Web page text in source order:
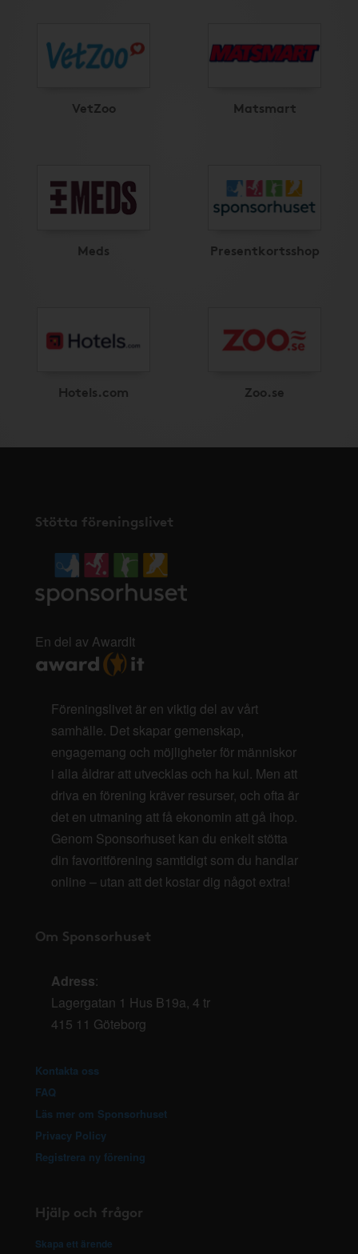
VetZoo Matsmart
Meds Presentkortsshop
Hotels.com Zoo.se
Stötta föreningslivet
En del av AwardIt
Föreningslivet är en viktig del av vårt
samhälle. Det skapar gemenskap,
engagemang och möjligheter för människor
i alla åldrar att utvecklas och ha kul. Men att
driva en förening kräver resurser, och ofta är
det en utmaning att få ekonomin att gå ihop.
Genom Sponsorhuset kan du enkelt stötta
din favoritförening samtidigt som du handlar
online – utan att det kostar dig något extra!
Om Sponsorhuset
Adress:
Lagergatan 1 Hus B19a, 4 tr
415 11 Göteborg
Kontakta oss
FAQ
Läs mer om Sponsorhuset
Privacy Policy
Registrera ny förening
Hjälp och frågor
Skapa ett ärende